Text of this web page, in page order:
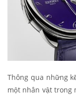
Thông qua những
một nhân vật trong